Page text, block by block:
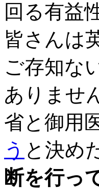
回る有益
皆さんは
ご存知な
ありませ
省と御用
う と決め
断を行っ